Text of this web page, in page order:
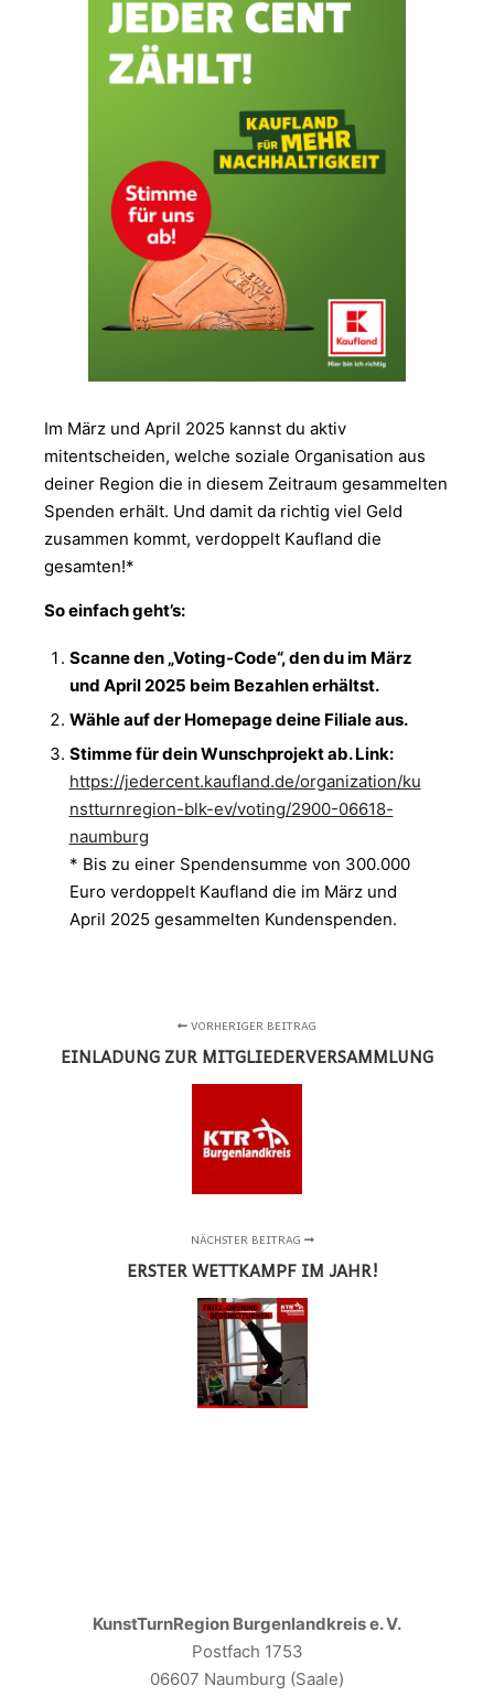
Im März und April 2025 kannst du aktiv
mitentscheiden, welche soziale Organisation aus
deiner Region die in diesem Zeitraum gesammelten
Spenden erhält. Und damit da richtig viel Geld
zusammen kommt, verdoppelt Kaufland die
gesamten!*
So einfach geht’s:
Scanne den „Voting-Code“, den du im März
und April 2025 beim Bezahlen erhältst.
Wähle auf der Homepage deine Filiale aus.
Stimme für dein Wunschprojekt ab. Link:
https://jedercent.kaufland.de/organization/ku
nstturnregion-blk-ev/voting/2900-06618-
naumburg
* Bis zu einer Spendensumme von 300.000
Euro verdoppelt Kaufland die im März und
April 2025 gesammelten Kundenspenden.
VORHERIGER BEITRAG
EINLADUNG ZUR MITGLIEDERVERSAMMLUNG
NÄCHSTER BEITRAG
ERSTER WETTKAMPF IM JAHR!
KunstTurnRegion Burgenlandkreis e. V.
Postfach 1753
06607 Naumburg (Saale)